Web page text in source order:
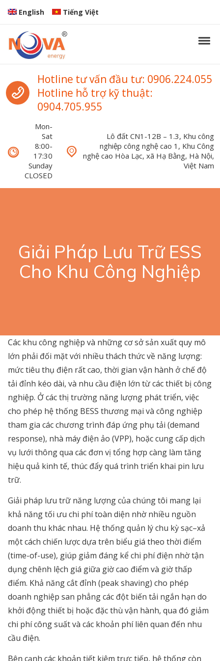
Skip to navigation
Skip to content
English Tiếng Việt
Nova Energy
Nova Energy
Call us
Hotline tư vấn đầu tư: 0906.224.055
Hotline hỗ trợ kỹ thuật:
0904.705.955
Mon-
Sat
8:00-
17:30
Sunday
CLOSED
Lô đất CN1-12B – 1.3, Khu công
nghiệp công nghệ cao 1, Khu Công
nghệ cao Hòa Lạc, xã Hạ Bằng, Hà Nội,
Việt Nam
Giải Pháp Lưu Trữ ESS
Cho Khu Công Nghiệp
Các khu công nghiệp và những cơ sở sản xuất quy mô
lớn phải đối mặt với nhiều thách thức về năng lượng:
mức tiêu thụ điện rất cao, thời gian vận hành ở chế độ
tải đỉnh kéo dài, và nhu cầu điện lớn từ các thiết bị công
nghiệp. Ở các thị trường năng lượng phát triển, việc
cho phép hệ thống BESS thương mại và công nghiệp
tham gia các chương trình đáp ứng phụ tải (demand
response), nhà máy điện ảo (VPP), hoặc cung cấp dịch
vụ lưới thông qua các đơn vị tổng hợp càng làm tăng
hiệu quả kinh tế, thúc đẩy quá trình triển khai pin lưu
trữ.
Giải pháp lưu trữ năng lượng của chúng tôi mang lại
khả năng tối ưu chi phí toàn diện nhờ nhiều nguồn
doanh thu khác nhau. Hệ thống quản lý chu kỳ sạc–xả
một cách chiến lược dựa trên biểu giá theo thời điểm
(time-of-use), giúp giảm đáng kể chi phí điện nhờ tận
dụng chênh lệch giá giữa giờ cao điểm và giờ thấp
điểm. Khả năng cắt đỉnh (peak shaving) cho phép
doanh nghiệp san phẳng các đột biến tải ngắn hạn do
khởi động thiết bị hoặc đặc thù vận hành, qua đó giảm
chi phí công suất và các khoản phí liên quan đến nhu
cầu điện.
Bên cạnh các khoản tiết kiệm trực tiếp, hệ thống còn